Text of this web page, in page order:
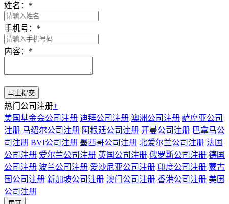
姓名： *
手机号： *
内容： *
热门公司注册+
美国基金会公司注册 迪拜公司注册 澳洲公司注册 萨摩亚公司
注册 马绍尔公司注册 阿根廷公司注册 开曼公司注册 巴拿马公
司注册 BVI公司注册 墨西哥公司注册 北爱尔兰公司注册 法国
公司注册 爱尔兰公司注册 英国公司注册 俄罗斯公司注册 德国
公司注册 波兰公司注册 爱沙尼亚公司注册 印度公司注册 蒙古
国公司注册 新加坡公司注册 澳门公司注册 香港公司注册 美国
公司注册